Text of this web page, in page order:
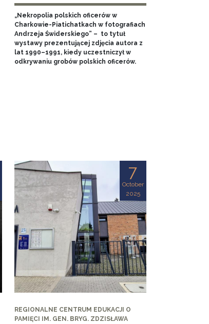
„Nekropolia polskich oficerów w
Charkowie-Piatichatkach w fotografiach
Andrzeja Świderskiego” – to tytuł
wystawy prezentującej zdjęcia autora z
lat 1990–1991, kiedy uczestniczył w
odkrywaniu grobów polskich oficerów.
7
October
2025
REGIONALNE CENTRUM EDUKACJI O
PAMIĘCI IM. GEN. BRYG. ZDZISŁAWA